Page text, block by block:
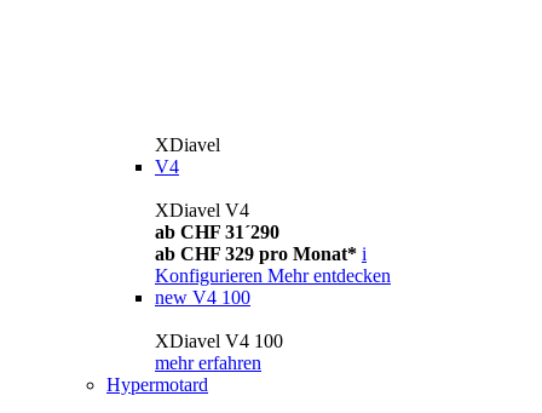
XDiavel
V4
XDiavel V4
ab CHF 31´290
ab CHF 329 pro Monat* i
Konfigurieren Mehr entdecken
new V4 100
XDiavel V4 100
mehr erfahren
Hypermotard